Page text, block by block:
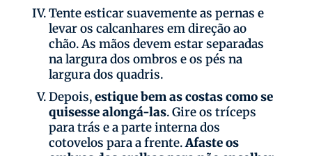
Tente esticar suavemente as pernas e
levar os calcanhares em direção ao
chão. As mãos devem estar separadas
na largura dos ombros e os pés na
largura dos quadris.
Depois,estique bem as costas como se
quisesse alongá-las. Gire os tríceps
para trás e a parte interna dos
cotovelos para a frente.Afaste os